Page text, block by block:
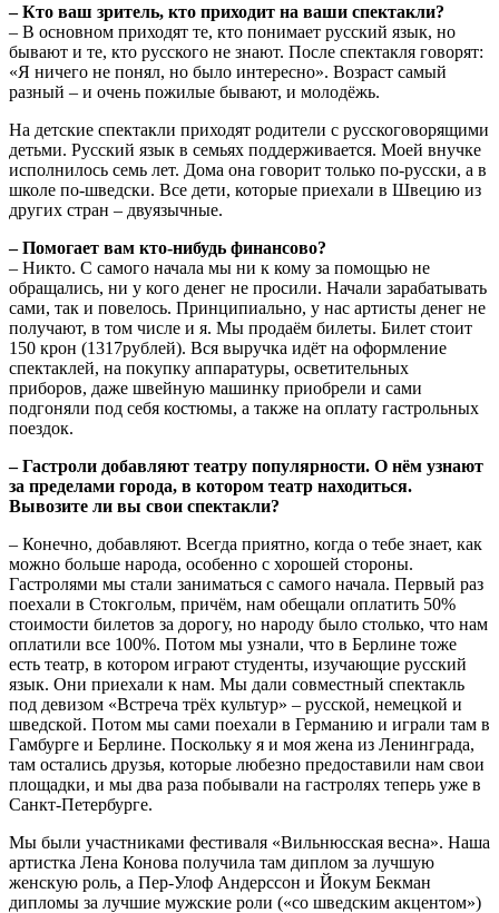
– Кто ваш зритель, кто приходит на ваши спектакли?
– В основном приходят те, кто понимает русский язык, но
бывают и те, кто русского не знают. После спектакля говорят:
«Я ничего не понял, но было интересно». Возраст самый
разный – и очень пожилые бывают, и молодёжь.
На детские спектакли приходят родители с русскоговорящими
детьми. Русский язык в семьях поддерживается. Моей внучке
исполнилось семь лет. Дома она говорит только по-русски, а в
школе по-шведски. Все дети, которые приехали в Швецию из
других стран – двуязычные.
– Помогает вам кто-нибудь финансово?
– Никто. С самого начала мы ни к кому за помощью не
обращались, ни у кого денег не просили. Начали зарабатывать
сами, так и повелось. Принципиально, у нас артисты денег не
получают, в том числе и я. Мы продаём билеты. Билет стоит
150 крон (1317рублей). Вся выручка идёт на оформление
спектаклей, на покупку аппаратуры, осветительных
приборов, даже швейную машинку приобрели и сами
подгоняли под себя костюмы, а также на оплату гастрольных
поездок.
– Гастроли добавляют театру популярности. О нём узнают
за пределами города, в котором театр находиться.
Вывозите ли вы свои спектакли?
– Конечно, добавляют. Всегда приятно, когда о тебе знает, как
можно больше народа, особенно с хорошей стороны.
Гастролями мы стали заниматься с самого начала. Первый раз
поехали в Стокгольм, причём, нам обещали оплатить 50%
стоимости билетов за дорогу, но народу было столько, что нам
оплатили все 100%. Потом мы узнали, что в Берлине тоже
есть театр, в котором играют студенты, изучающие русский
язык. Они приехали к нам. Мы дали совместный спектакль
под девизом «Встреча трёх культур» – русской, немецкой и
шведской. Потом мы сами поехали в Германию и играли там в
Гамбурге и Берлине. Поскольку я и моя жена из Ленинграда,
там остались друзья, которые любезно предоставили нам свои
площадки, и мы два раза побывали на гастролях теперь уже в
Санкт-Петербурге.
Мы были участниками фестиваля «Вильнюсская весна». Наша
артистка Лена Конова получила там диплом за лучшую
женскую роль, а Пер-Улоф Андерссон и Йокум Бекман
дипломы за лучшие мужские роли («со шведским акцентом»)